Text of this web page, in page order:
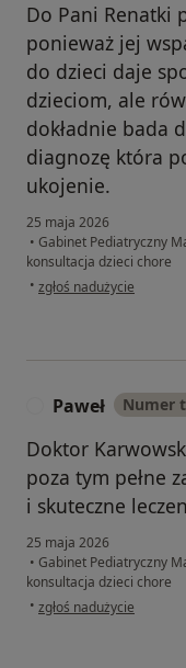
Do Pani Renatki
ponieważ jej
do dzieci daje
dzieciom, ale
dokładnie bada
diagnozę która
ukojenie.
25 maja 2026
• Gabinet Pediatryczny
konsultacja dzieci chore
• w opinii użytkownika
zgłoś nadużycie
Paweł Numer
Doktor
poza tym pełne
i skuteczne
25 maja 2026
• Gabinet Pediatryczny
konsultacja dzieci chore
• w opinii użytkownika
zgłoś nadużycie